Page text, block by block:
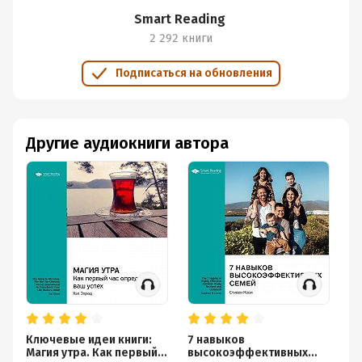
Smart Reading
2 292 книги
Подписаться на обновления
Другие аудиокниги автора
Ключевые идеи книги:
Магия утра. Как первый
7 навыков
высокоэффективных